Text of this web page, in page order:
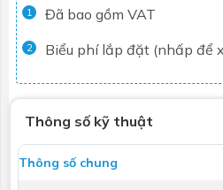
1 Đã bao gồm VAT
2 Biểu phí lắp đặt (nhấp để
Thông số kỹ thuật
Thông số chung